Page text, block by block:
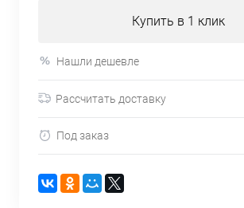
Купить в 1 клик
Нашли дешевле
Рассчитать доставку
Под заказ